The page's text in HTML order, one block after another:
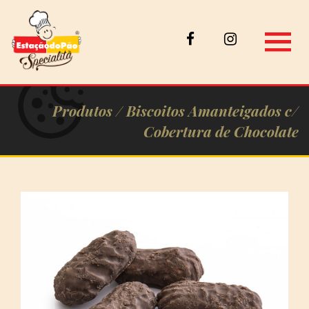
Produtos /Biscoitos Amanteigados c/
Cobertura de Chocolate